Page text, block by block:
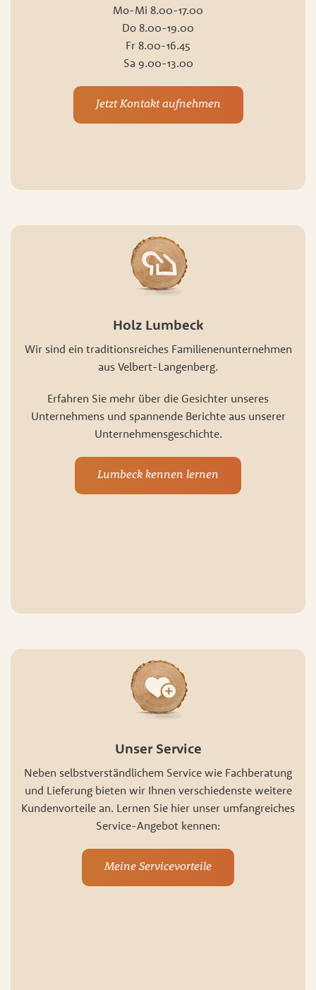
Mo-Mi 8.00-17.00
Do 8.00-19.00
Fr 8.00-16.45
Sa 9.00-13.00
Jetzt Kontakt aufnehmen
Holz Lumbeck
Wir sind ein traditionsreiches Familienenunternehmen
aus Velbert-Langenberg.
Erfahren Sie mehr über die Gesichter unseres
Unternehmens und spannende Berichte aus unserer
Unternehmensgeschichte.
Lumbeck kennen lernen
Unser Service
Neben selbstverständlichem Service wie Fachberatung
und Lieferung bieten wir Ihnen verschiedenste weitere
Kundenvorteile an. Lernen Sie hier unser umfangreiches
Service-Angebot kennen:
Meine Servicevorteile